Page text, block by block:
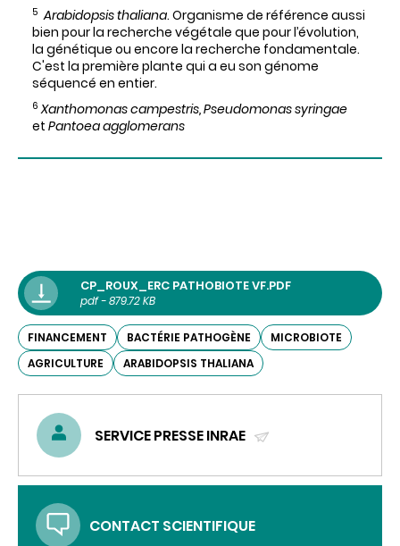
5 Arabidopsis thaliana. Organisme de référence aussi
bien pour la recherche végétale que pour l’évolution,
la génétique ou encore la recherche fondamentale.
C'est la première plante qui a eu son génome
séquencé en entier.
6 Xanthomonas campestris, Pseudomonas syringae
et Pantoea agglomerans
CP_ROUX_ERC PATHOBIOTE VF.PDF
pdf - 879.72 KB
FINANCEMENT BACTÉRIE PATHOGÈNE
MICROBIOTE
AGRICULTURE
ARABIDOPSIS THALIANA
SERVICE PRESSE INRAE
UN
CONTACT SCIENTIFIQUE